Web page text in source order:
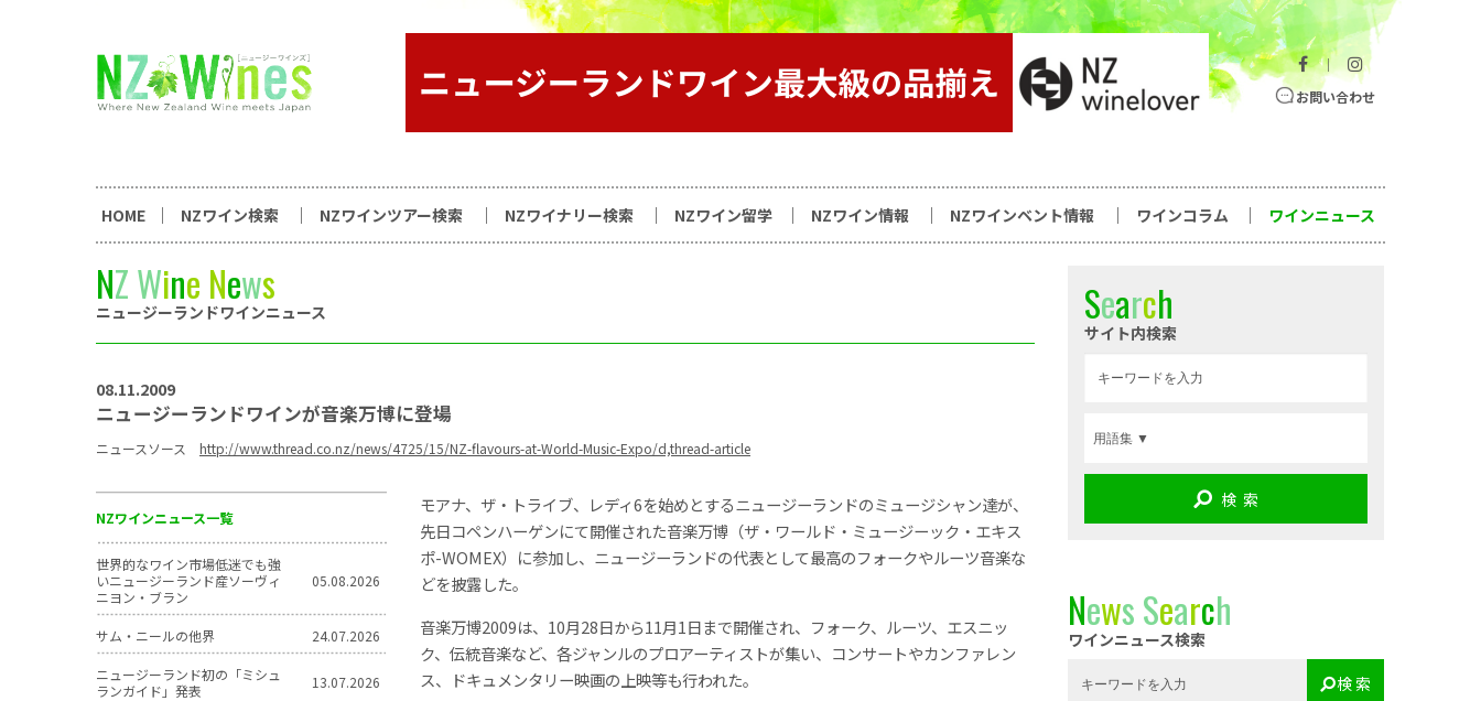
ニュージーランドワイン総合サイト
｜
お問い合わせ
HOME NZワイン検索 NZワインツアー検索 NZワイナリー検索 NZワイン留学 NZワイン情報 NZワインベント情報 ワインコラム ワインニュース
NZWine News
ニュージーランドワインニュース
08.11.2009
ニュージーランドワインが音楽万博に登場
ニュースソース http://www.thread.co.nz/news/4725/15/NZ-flavours-at-World-Music-Expo/d,thread-article
NZワインニュース一覧
世界的なワイン市場低迷でも強
いニュージーランド産ソーヴィ
ニヨン・ブラン
05.08.2026
サム・ニールの他界 24.07.2026
ニュージーランド初の「ミシュ
ランガイド」発表
13.07.2026
モアナ、ザ・トライブ、レディ6を始めとするニュージーランドのミュージシャン達が、
先日コペンハーゲンにて開催された音楽万博（ザ・ワールド・ミュージーック・エキス
ポ-WOMEX）に参加し、ニュージーランドの代表として最高のフォークやルーツ音楽な
どを披露した。
音楽万博2009は、10月28日から11月1日まで開催され、フォーク、ルーツ、エスニッ
ク、伝統音楽など、各ジャンルのプロアーティストが集い、コンサートやカンファレン
ス、ドキュメンタリー映画の上映等も行われた。
Search
サイト内検索
検 索
NewsSearch
ワインニュース検索
検 索